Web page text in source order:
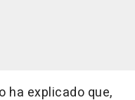
ha explicado que,